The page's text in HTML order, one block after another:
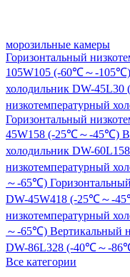
морозильные камеры
Горизонтальный
105W105 (-60℃～-105℃)
холодильник DW-
низкотемпературный
Горизонтальный
45W158 (-25℃～-45℃)
холодильник DW-
низкотемпературный
～-65℃)
DW-45W418 (-25℃～-
низкотемпературный
～-65℃) Вертикальный
DW-86L328 (-40℃～-
Все категории